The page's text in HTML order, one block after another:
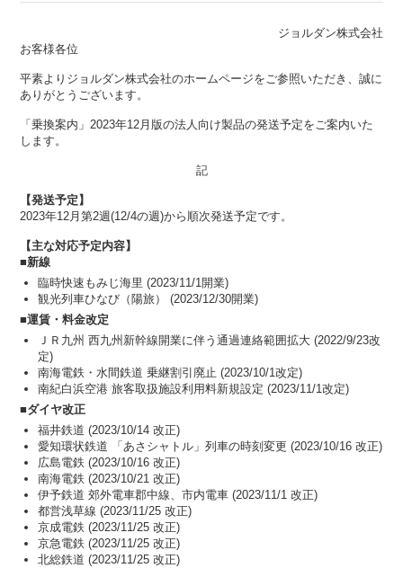
ジョルダン株式会社
お客様各位
平素よりジョルダン株式会社のホームページをご参照いただき、誠に
ありがとうございます。
「乗換案内」2023年12月版の法人向け製品の発送予定をご案内いた
します。
記
【発送予定】
2023年12月第2週(12/4の週)から 順次発送予定です。
【主な対応予定内容】
■新線
臨時快速もみじ海里 (2023/11/1開業)
観光列車ひなび（陽旅） (2023/12/30開業)
■運賃・料金改定
ＪＲ九州 西九州新幹線開業に伴う通過連絡範囲拡大 (2022/9/23改
定)
南海電鉄・水間鉄道 乗継割引廃止 (2023/10/1改定)
南紀白浜空港 旅客取扱施設利用料新規設定 (2023/11/1改定)
■ダイヤ改正
福井鉄道 (2023/10/14 改正)
愛知環状鉄道 「あさシャトル」列車の時刻変更 (2023/10/16 改正)
広島電鉄 (2023/10/16 改正)
南海電鉄 (2023/10/21 改正)
伊予鉄道 郊外電車郡中線、市内電車 (2023/11/1 改正)
都営浅草線 (2023/11/25 改正)
京成電鉄 (2023/11/25 改正)
京急電鉄 (2023/11/25 改正)
北総鉄道 (2023/11/25 改正)